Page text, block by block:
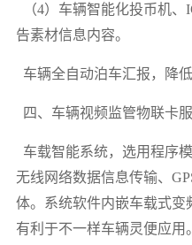
（4）车辆智能化投币机
告素材信息内容。
车辆全自动泊车汇报，降低
四、车辆视频监管物联卡
车载智能系统，选用程序
无线网络数据信息传输、
体。系统软件内嵌车载式变
有利于不一样车辆灵便应用